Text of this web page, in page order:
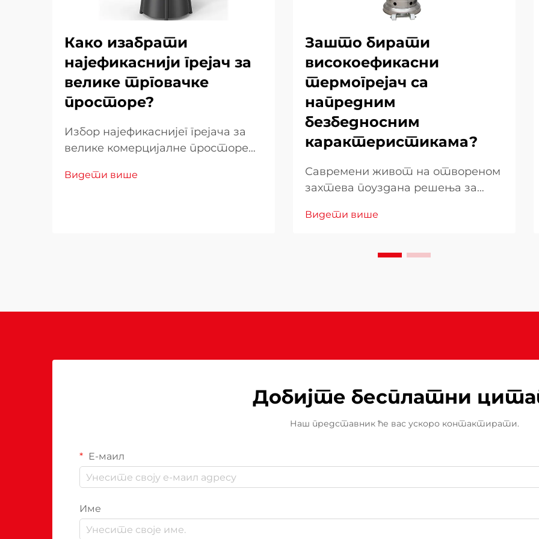
Како изабрати
најефикаснији грејач за
велике трговачке
просторе?
Избор најефикаснијег грејача за
велике комерцијалне просторе
више фактора који директно
Видети више
Зашто бирати
високоефикасни
термогрејач са
напредним
безбедносним
карактеристикама?
Савремени живот на отвореном
захтева поуздана решења за
ефикасност са бескомпромисним
Када изаберете грејач за
Видети више
Добијте бесплатни
Наш представник ће вас ускоро контактирати.
Е-маил
Име